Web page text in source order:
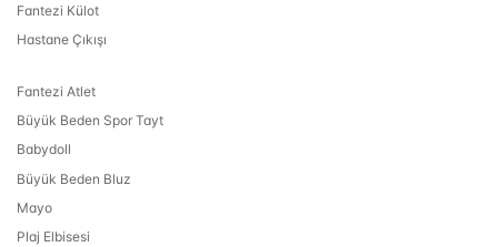
Fantezi Külot
Hastane Çıkışı
Fantezi Atlet
Büyük Beden Spor Tayt
Babydoll
Büyük Beden Bluz
Mayo
Plaj Elbisesi